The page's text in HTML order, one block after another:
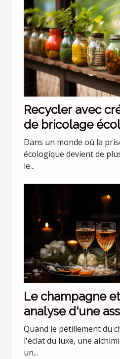
Recycler avec
de bricolage
Dans un monde où la
écologique devient de
le...
Le champagne
analyse d'une
incontournable
Quand le pétillement du
l'éclat du luxe, une
un...